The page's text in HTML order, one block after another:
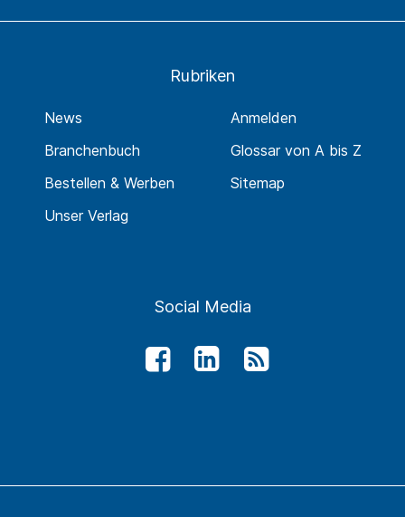
Rubriken
News
Branchenbuch
Bestellen & Werben
Unser Verlag
Anmelden
Glossar von A bis Z
Sitemap
Social Media